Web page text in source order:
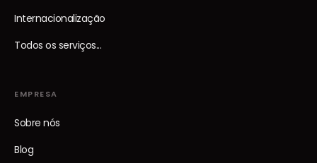
Internacionalização
Todos os serviços...
EMPRESA
Sobre nós
Blog